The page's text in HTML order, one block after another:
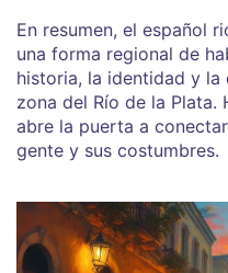
En resumen, el español
una forma regional de
historia, la identidad y la
zona del Río de la
abre la puerta a
gente y sus costumbres.